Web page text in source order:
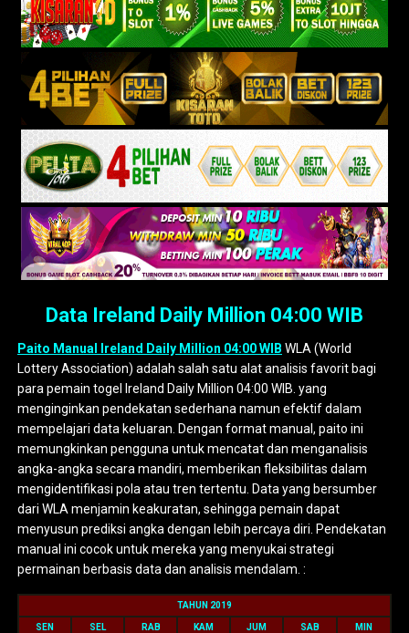
Data Ireland Daily Million 04:00 WIB
Paito Manual Ireland Daily Million 04:00 WIB WLA (World
Lottery Association) adalah salah satu alat analisis favorit bagi
para pemain togel Ireland Daily Million 04:00 WIB. yang
menginginkan pendekatan sederhana namun efektif dalam
mempelajari data keluaran. Dengan format manual, paito ini
memungkinkan pengguna untuk mencatat dan menganalisis
angka-angka secara mandiri, memberikan fleksibilitas dalam
mengidentifikasi pola atau tren tertentu. Data yang bersumber
dari WLA menjamin keakuratan, sehingga pemain dapat
menyusun prediksi angka dengan lebih percaya diri. Pendekatan
manual ini cocok untuk mereka yang menyukai strategi
permainan berbasis data dan analisis mendalam. :
TAHUN 2019
SEN SEL RAB KAM JUM SAB MIN